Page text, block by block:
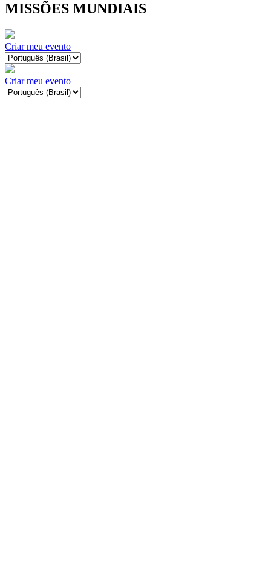
MISSÕES MUNDIAIS
Criar meu evento
Criar meu evento